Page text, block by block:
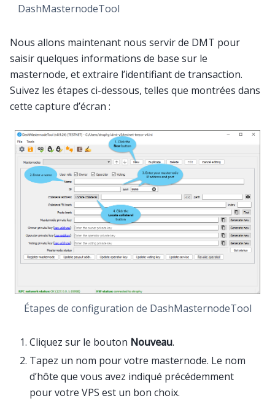
DashMasternodeTool
Nous allons maintenant nous servir de DMT pour
saisir quelques informations de base sur le
masternode, et extraire l’identifiant de transaction.
Suivez les étapes ci-dessous, telles que montrées dans
cette capture d’écran :
Étapes de configuration de DashMasternodeTool
Cliquez sur le bouton Nouveau.
Tapez un nom pour votre masternode. Le nom
d’hôte que vous avez indiqué précédemment
pour votre VPS est un bon choix.